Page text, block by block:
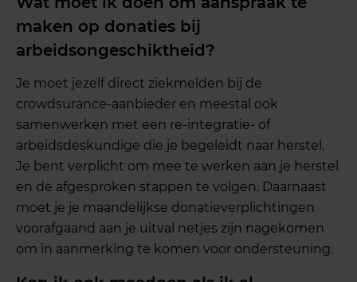
maken op donaties bij
arbeidsongeschiktheid?
Je moet jezelf direct ziekmelden bij de
crowdsurance-aanbieder en meestal ook
samenwerken met een re-integratie- of
arbeidsdeskundige die je begeleidt naar herstel.
Je bent verplicht om mee te werken aan je herstel
en de afgesproken stappen te volgen. Daarnaast
moet je je maandelijkse donatieverplichtingen
voorafgaand aan je uitval netjes zijn nagekomen
om in aanmerking te komen voor ondersteuning.